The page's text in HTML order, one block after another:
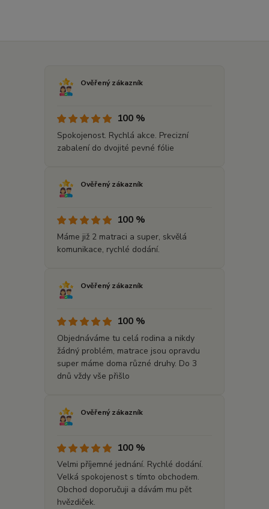
Ověřený zákazník
100 %
Spokojenost. Rychlá akce. Precizní
zabalení do dvojité pevné fólie
Ověřený zákazník
100 %
Máme již 2 matraci a super, skvělá
komunikace, rychlé dodání.
Ověřený zákazník
100 %
Objednáváme tu celá rodina a nikdy
žádný problém, matrace jsou opravdu
super máme doma různé druhy. Do 3
dnů vždy vše přišlo
Ověřený zákazník
100 %
Velmi příjemné jednání. Rychlé dodání.
Velká spokojenost s tímto obchodem.
Obchod doporučuji a dávám mu pět
hvězdiček.